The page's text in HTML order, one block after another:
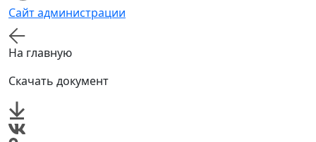
Сайт администрации
На главную
Скачать документ